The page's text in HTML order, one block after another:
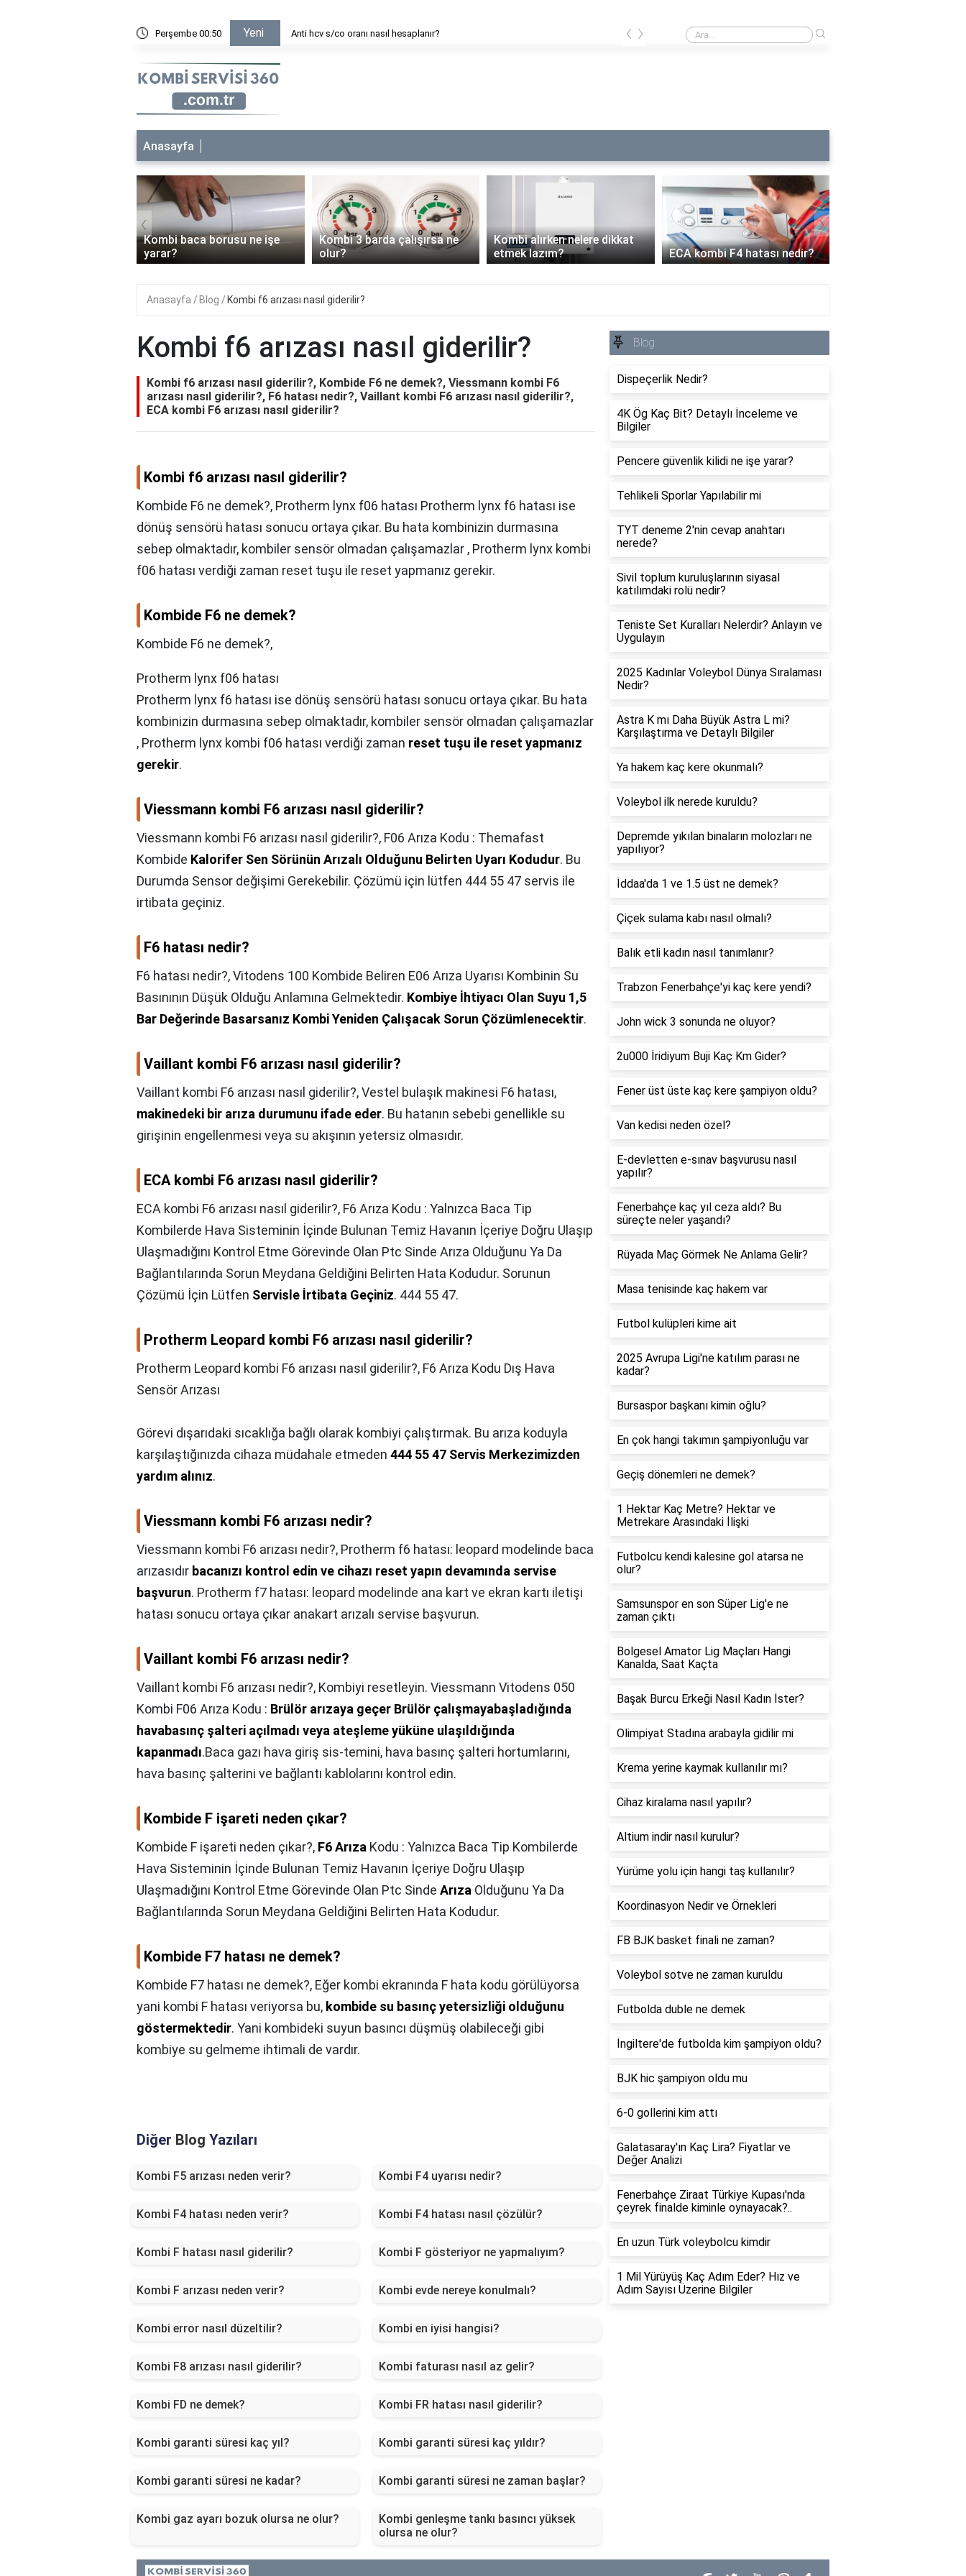
Perşembe 00:50 Yeni Anti hcv s/co oranı nasıl hesaplanır? Anti hcv s/co oranı nasıl hesaplanır?
‹ ›
Anasayfa
Kombi baca borusu ne işe
yarar?
Kombi 3 barda çalışırsa ne
olur?
Kombi alırken nelere dikkat
etmek lazım?
ECA kombi F4 hatası nedir?
‹ ›
Anasayfa Blog Kombi f6 arızası nasıl giderilir?
Kombi f6 arızası nasıl giderilir?
Kombi f6 arızası nasıl giderilir?, Kombide F6 ne demek?, Viessmann kombi F6
arızası nasıl giderilir?, F6 hatası nedir?, Vaillant kombi F6 arızası nasıl giderilir?,
ECA kombi F6 arızası nasıl giderilir?
Kombi f6 arızası nasıl giderilir?
Kombide F6 ne demek?, Protherm lynx f06 hatası Protherm lynx f6 hatası ise
dönüş sensörü hatası sonucu ortaya çıkar. Bu hata kombinizin durmasına
sebep olmaktadır, kombiler sensör olmadan çalışamazlar , Protherm lynx kombi
f06 hatası verdiği zaman reset tuşu ile reset yapmanız gerekir.
Kombide F6 ne demek?
Kombide F6 ne demek?,
Protherm lynx f06 hatası
Protherm lynx f6 hatası ise dönüş sensörü hatası sonucu ortaya çıkar. Bu hata
kombinizin durmasına sebep olmaktadır, kombiler sensör olmadan çalışamazlar
, Protherm lynx kombi f06 hatası verdiği zaman reset tuşu ile reset yapmanız
gerekir.
Viessmann kombi F6 arızası nasıl giderilir?
Viessmann kombi F6 arızası nasıl giderilir?, F06 Arıza Kodu : Themafast
Kombide Kalorifer Sen Sörünün Arızalı Olduğunu Belirten Uyarı Kodudur. Bu
Durumda Sensor değişimi Gerekebilir. Çözümü için lütfen 444 55 47 servis ile
irtibata geçiniz.
F6 hatası nedir?
F6 hatası nedir?,Vitodens 100 Kombide Beliren E06 Arıza Uyarısı Kombinin Su
Basınının Düşük Olduğu Anlamına Gelmektedir. Kombiye İhtiyacı Olan Suyu 1,5
Bar Değerinde Basarsanız Kombi Yeniden Çalışacak Sorun Çözümlenecektir.
Vaillant kombi F6 arızası nasıl giderilir?
Vaillant kombi F6 arızası nasıl giderilir?,Vestel bulaşık makinesi F6 hatası,
makinedeki bir arıza durumunu ifade eder. Bu hatanın sebebi genellikle su
girişinin engellenmesi veya su akışının yetersiz olmasıdır.
ECA kombi F6 arızası nasıl giderilir?
ECA kombi F6 arızası nasıl giderilir?, F6 Arıza Kodu : Yalnızca Baca Tip
Kombilerde Hava Sisteminin İçinde Bulunan Temiz Havanın İçeriye Doğru Ulaşıp
Ulaşmadığını Kontrol Etme Görevinde Olan Ptc Sinde Arıza Olduğunu Ya Da
Bağlantılarında Sorun Meydana Geldiğini Belirten Hata Kodudur. Sorunun
Çözümü İçin Lütfen Servisle İrtibata Geçiniz. 444 55 47.
Protherm Leopard kombi F6 arızası nasıl giderilir?
Protherm Leopard kombi F6 arızası nasıl giderilir?, F6 Arıza Kodu Dış Hava
Sensör Arızası
Görevi dışarıdaki sıcaklığa bağlı olarak kombiyi çalıştırmak. Bu arıza koduyla
karşılaştığınızda cihaza müdahale etmeden 444 55 47 Servis Merkezimizden
yardım alınız.
Viessmann kombi F6 arızası nedir?
Viessmann kombi F6 arızası nedir?, Protherm f6 hatası: leopard modelinde baca
arızasıdır bacanızı kontrol edin ve cihazı reset yapın devamında servise
başvurun. Protherm f7 hatası: leopard modelinde ana kart ve ekran kartı iletişi
hatası sonucu ortaya çıkar anakart arızalı servise başvurun.
Vaillant kombi F6 arızası nedir?
Vaillant kombi F6 arızası nedir?, Kombiyi resetleyin. Viessmann Vitodens 050
Kombi F06 Arıza Kodu : Brülör arızaya geçer Brülör çalışmayabaşladığında
havabasınç şalteri açılmadı veya ateşleme yüküne ulaşıldığında
kapanmadı.Baca gazı hava giriş sis-temini, hava basınç şalteri hortumlarını,
hava basınç şalterini ve bağlantı kablolarını kontrol edin.
Kombide F işareti neden çıkar?
Kombide F işareti neden çıkar?, F6 Arıza Kodu : Yalnızca Baca Tip Kombilerde
Hava Sisteminin İçinde Bulunan Temiz Havanın İçeriye Doğru Ulaşıp
Ulaşmadığını Kontrol Etme Görevinde Olan Ptc Sinde Arıza Olduğunu Ya Da
Bağlantılarında Sorun Meydana Geldiğini Belirten Hata Kodudur.
Kombide F7 hatası ne demek?
Kombide F7 hatası ne demek?, Eğer kombi ekranında F hata kodu görülüyorsa
yani kombi F hatası veriyorsa bu, kombide su basınç yetersizliği olduğunu
göstermektedir. Yani kombideki suyun basıncı düşmüş olabileceği gibi
kombiye su gelmeme ihtimali de vardır.
Diğer Blog Yazıları
Kombi F5 arızası neden verir? Kombi F4 uyarısı nedir?
Kombi F4 hatası neden verir? Kombi F4 hatası nasıl çözülür?
Kombi F hatası nasıl giderilir? Kombi F gösteriyor ne yapmalıyım?
Kombi F arızası neden verir? Kombi evde nereye konulmalı?
Kombi error nasıl düzeltilir? Kombi en iyisi hangisi?
Kombi F8 arızası nasıl giderilir? Kombi faturası nasıl az gelir?
Kombi FD ne demek? Kombi FR hatası nasıl giderilir?
Kombi garanti süresi kaç yıl? Kombi garanti süresi kaç yıldır?
Kombi garanti süresi ne kadar? Kombi garanti süresi ne zaman başlar?
Kombi gaz ayarı bozuk olursa ne olur?
Kombi genleşme tankı basıncı yüksek
olursa ne olur?
Blog
Dispeçerlik Nedir?
4K Ög Kaç Bit? Detaylı İnceleme ve
Bilgiler
Pencere güvenlik kilidi ne işe yarar?
Tehlikeli Sporlar Yapılabilir mi
TYT deneme 2'nin cevap anahtarı
nerede?
Sivil toplum kuruluşlarının siyasal
katılımdaki rolü nedir?
Teniste Set Kuralları Nelerdir? Anlayın ve
Uygulayın
2025 Kadınlar Voleybol Dünya Sıralaması
Nedir?
Astra K mı Daha Büyük Astra L mi?
Karşılaştırma ve Detaylı Bilgiler
Ya hakem kaç kere okunmalı?
Voleybol ilk nerede kuruldu?
Depremde yıkılan binaların molozları ne
yapılıyor?
İddaa'da 1 ve 1.5 üst ne demek?
Çiçek sulama kabı nasıl olmalı?
Balık etli kadın nasıl tanımlanır?
Trabzon Fenerbahçe'yi kaç kere yendi?
John wick 3 sonunda ne oluyor?
2u000 İridiyum Buji Kaç Km Gider?
Fener üst üste kaç kere şampiyon oldu?
Van kedisi neden özel?
E-devletten e-sınav başvurusu nasıl
yapılır?
Fenerbahçe kaç yıl ceza aldı? Bu
süreçte neler yaşandı?
Rüyada Maç Görmek Ne Anlama Gelir?
Masa tenisinde kaç hakem var
Futbol kulüpleri kime ait
2025 Avrupa Ligi'ne katılım parası ne
kadar?
Bursaspor başkanı kimin oğlu?
En çok hangi takımın şampiyonluğu var
Geçiş dönemleri ne demek?
1 Hektar Kaç Metre? Hektar ve
Metrekare Arasındaki İlişki
Futbolcu kendi kalesine gol atarsa ne
olur?
Samsunspor en son Süper Lig'e ne
zaman çıktı
Bolgesel Amator Lig Maçları Hangi
Kanalda, Saat Kaçta
Başak Burcu Erkeği Nasıl Kadın İster?
Olimpiyat Stadına arabayla gidilir mi
Krema yerine kaymak kullanılır mı?
Cihaz kiralama nasıl yapılır?
Altium indir nasıl kurulur?
Yürüme yolu için hangi taş kullanılır?
Koordinasyon Nedir ve Örnekleri
FB BJK basket finali ne zaman?
Voleybol sotve ne zaman kuruldu
Futbolda duble ne demek
İngiltere'de futbolda kim şampiyon oldu?
BJK hic şampiyon oldu mu
6-0 gollerini kim attı
Galatasaray'ın Kaç Lira? Fiyatlar ve
Değer Analizi
Fenerbahçe Ziraat Türkiye Kupası'nda
çeyrek finalde kiminle oynayacak?..
En uzun Türk voleybolcu kimdir
1 Mil Yürüyüş Kaç Adım Eder? Hız ve
Adım Sayısı Üzerine Bilgiler